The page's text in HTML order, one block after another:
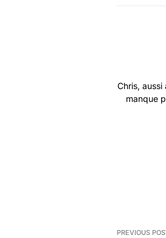
Chris,
manque
PREVIOUS